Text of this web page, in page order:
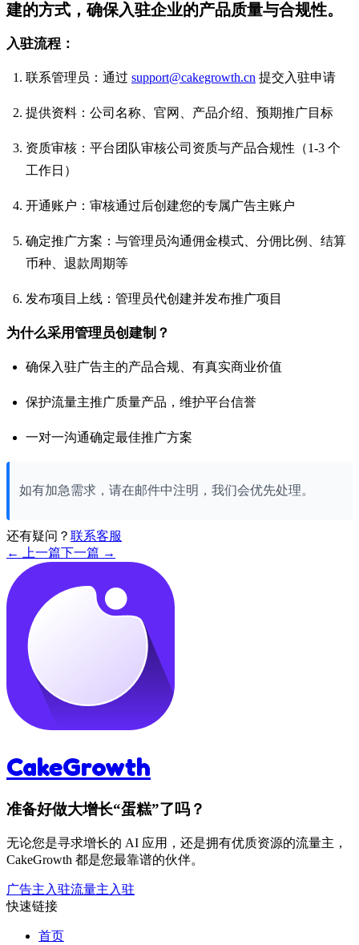
建的方式，确保入驻企业的产品质量与合规性。
入驻流程：
联系管理员：通过 support@cakegrowth.cn 提交入驻申请
提供资料：公司名称、官网、产品介绍、预期推广目标
资质审核：平台团队审核公司资质与产品合规性（1-3 个
工作日）
开通账户：审核通过后创建您的专属广告主账户
确定推广方案：与管理员沟通佣金模式、分佣比例、结算
币种、退款周期等
发布项目上线：管理员代创建并发布推广项目
为什么采用管理员创建制？
确保入驻广告主的产品合规、有真实商业价值
保护流量主推广质量产品，维护平台信誉
一对一沟通确定最佳推广方案
如有加急需求，请在邮件中注明，我们会优先处理。
还有疑问？ 联系客服
← 上一篇下一篇 →
CakeGrowth
准备好做大增长“蛋糕”了吗？
无论您是寻求增长的 AI 应用，还是拥有优质资源的流量主，
CakeGrowth 都是您最靠谱的伙伴。
广告主入驻流量主入驻
快速链接
首页